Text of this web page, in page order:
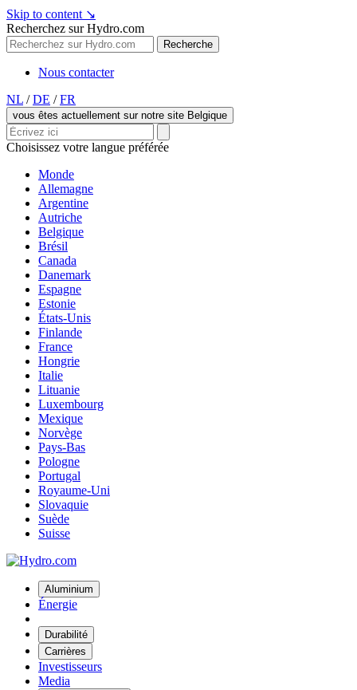
Skip to content ↘
Recherchez sur Hydro.com
Recherche
Nous contacter
NL / DE / FR
vous êtes actuellement sur notre site Belgique
Choisissez votre langue préférée
Monde
Allemagne
Argentine
Autriche
Belgique
Brésil
Canada
Danemark
Espagne
Estonie
États-Unis
Finlande
France
Hongrie
Italie
Lituanie
Luxembourg
Mexique
Norvège
Pays-Bas
Pologne
Portugal
Royaume-Uni
Slovaquie
Suède
Suisse
Aluminium
Énergie
Durabilité
Carrières
Investisseurs
Media